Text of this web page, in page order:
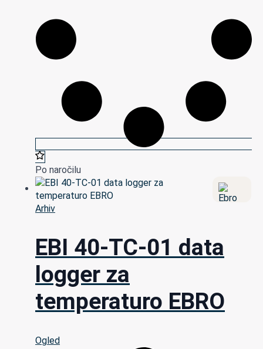
Po naročilu
Arhiv
EBI 40-TC-01 data
logger za
temperaturo EBRO
Ogled